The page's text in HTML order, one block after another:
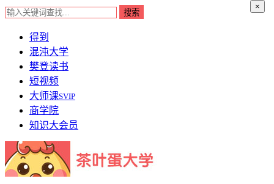
×
得到
混沌大学
樊登读书
短视频
大师课SVIP
商学院
知识大会员